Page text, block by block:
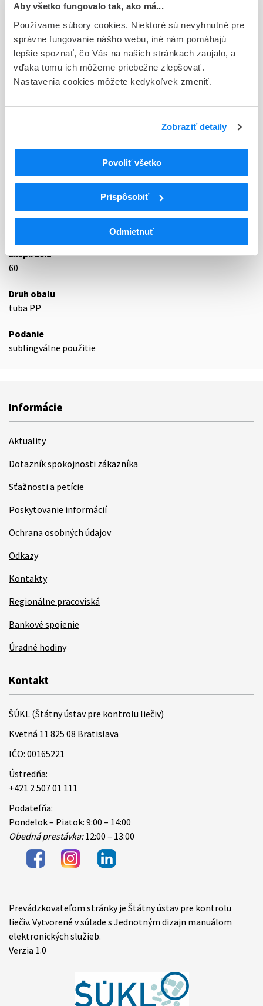
Aby všetko fungovalo tak, ako má...
Používame súbory cookies. Niektoré sú nevyhnutné pre
správne fungovanie nášho webu, iné nám pomáhajú
lepšie spoznať, čo Vás na našich stránkach zaujalo, a
vďaka tomu ich môžeme priebežne zlepšovať.
Nastavenia cookies môžete kedykoľvek zmeniť.
Zobraziť detaily
Povoliť všetko
Prispôsobiť
Odmietnuť
Typ registračnej procedúry
Národná
Držiteľ, krajina
BOIRON, Francúzsko
Indikačná skupina
Rôzne (vária)
V03A
Všetky ostatné liečivá
Exspirácia
60
Druh obalu
tuba PP
Podanie
sublingválne použitie
Informácie
Aktuality
Dotazník spokojnosti zákazníka
Sťažnosti a petície
Poskytovanie informácií
Ochrana osobných údajov
Odkazy
Kontakty
Regionálne pracoviská
Bankové spojenie
Úradné hodiny
Kontakt
ŠÚKL (Štátny ústav pre kontrolu liečiv)
Kvetná 11 825 08 Bratislava
IČO: 00165221
Ústredňa:
+421 2 507 01 111
Podateľňa:
Pondelok – Piatok: 9:00 – 14:00
Obedná prestávka:12:00 – 13:00
Items
Prevádzkovateľom stránky je Štátny ústav pre kontrolu
liečiv. Vytvorené v súlade s Jednotným dizajn manuálom
elektronických služieb.
Verzia 1.0